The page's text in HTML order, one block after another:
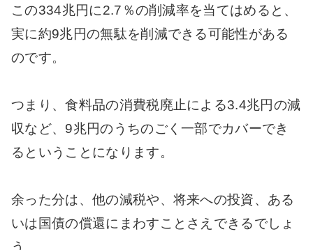
この334兆円に2.7％の削減率を当てはめると、
実に約9兆円の無駄を削減できる可能性がある
のです。
つまり、食料品の消費税廃止による3.4兆円の減
収など、9兆円のうちのごく一部でカバーでき
るということになります。
余った分は、他の減税や、将来への投資、ある
いは国債の償還にまわすことさえできるでしょ